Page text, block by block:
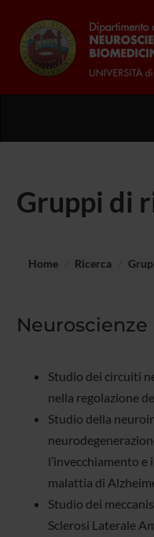
Gruppi di
Home Ricerca
Neuroscienze
Studio dei circuiti
nella regolazione
Studio della
l’invecchiamento e
malattia di
Studio dei
Sclerosi Laterale